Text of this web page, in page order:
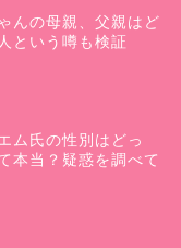
んの母親、父親はど
という噂も検証
ム氏の性別はどっ
本当？疑惑を調べて